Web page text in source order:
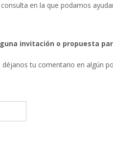
en la que podamos
invitación o propuesta
tu comentario en algún